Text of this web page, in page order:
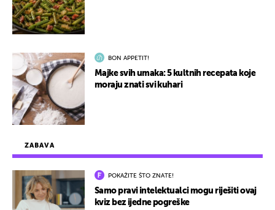
ZABAVA
POKAŽITE ŠTO ZNATE!
Samo pravi intelektualci mogu riješiti ovaj
kviz bez ijedne pogreške
BON APPETIT!
Majke svih umaka: 5 kultnih recepata koje
moraju znati svi kuhari